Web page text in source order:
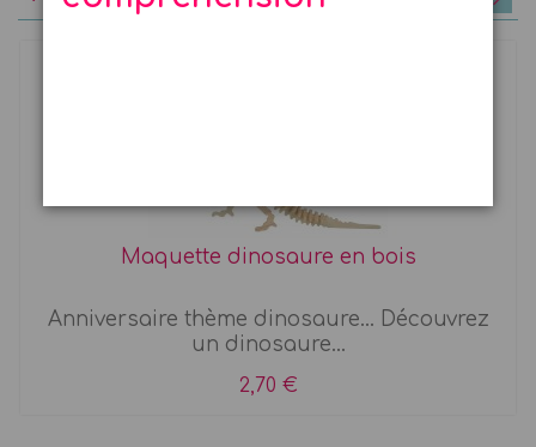
Maquette dinosaure en bois
Anniversaire thème dinosaure... Découvrez
un dinosaure...
2,70 €